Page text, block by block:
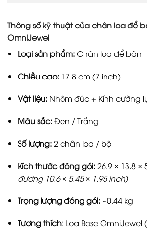
Thông số kỹ thuật của chân loa để
OmniJewel
Loại sản phẩm:Chân loa để bàn
Chiều cao:17.8 cm (7 inch)
Vật liệu:Nhôm đúc + Kính cường
Màu sắc:Đen / Trắng
Số lượng:2 chân loa / bộ
Kích thước đóng gói:26.9 × 13.8 ×
đương 10.6 × 5.45 × 1.95 inch)
Trọng lượng đóng gói:~0.44 kg
Tương thích:Loa Bose OmniJewel